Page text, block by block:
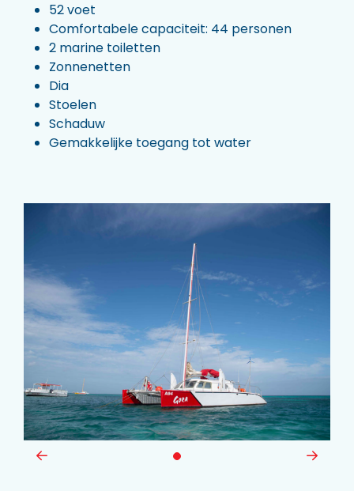
52 voet
Comfortabele capaciteit: 44 personen
2 marine toiletten
Zonnenetten
Dia
Stoelen
Schaduw
Gemakkelijke toegang tot water